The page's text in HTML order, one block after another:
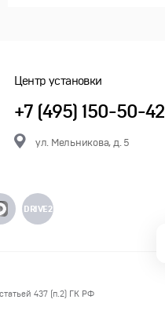
Центр установки
+7 (495) 150-50-42
ул. Мельникова, д. 5
DRIVE2
437 (п.2) ГК РФ